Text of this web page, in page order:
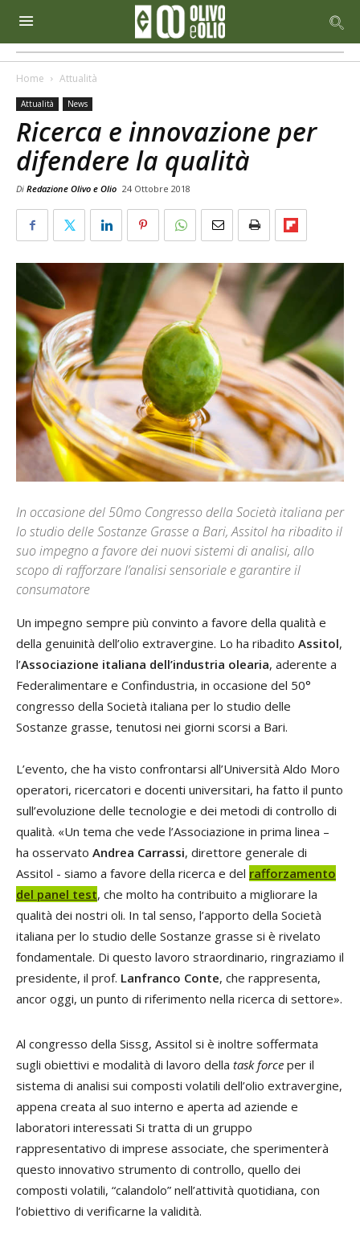
Home Attualità
Attualità News
Ricerca e innovazione per
difendere la qualità
Di Redazione Olivo e Olio 24 Ottobre 2018
In occasione del 50mo Congresso della Società italiana per
lo studio delle Sostanze Grasse a Bari, Assitol ha ribadito il
suo impegno a favore dei nuovi sistemi di analisi, allo
scopo di rafforzare l’analisi sensoriale e garantire il
consumatore
Un impegno sempre più convinto a favore della qualità e
della genuinità dell’olio extravergine. Lo ha ribadito Assitol,
l’Associazione italiana dell’industria olearia, aderente a
Federalimentare e Confindustria, in occasione del 50°
congresso della Società italiana per lo studio delle
Sostanze grasse, tenutosi nei giorni scorsi a Bari.
L’evento, che ha visto confrontarsi all’Università Aldo Moro
operatori, ricercatori e docenti universitari, ha fatto il punto
sull’evoluzione delle tecnologie e dei metodi di controllo di
qualità. «Un tema che vede l’Associazione in prima linea –
ha osservato Andrea Carrassi, direttore generale di
Assitol - siamo a favore della ricerca e del rafforzamento
del panel test, che molto ha contribuito a migliorare la
qualità dei nostri oli. In tal senso, l’apporto della Società
italiana per lo studio delle Sostanze grasse si è rivelato
fondamentale. Di questo lavoro straordinario, ringraziamo il
presidente, il prof. Lanfranco Conte, che rappresenta,
ancor oggi, un punto di riferimento nella ricerca di settore».
Al congresso della Sissg, Assitol si è inoltre soffermata
sugli obiettivi e modalità di lavoro della task force per il
sistema di analisi sui composti volatili dell’olio extravergine,
appena creata al suo interno e aperta ad aziende e
laboratori interessati Si tratta di un gruppo
rappresentativo di imprese associate, che sperimenterà
questo innovativo strumento di controllo, quello dei
composti volatili, “calandolo” nell’attività quotidiana, con
l’obiettivo di verificarne la validità.